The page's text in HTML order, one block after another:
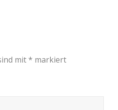
mit * markiert